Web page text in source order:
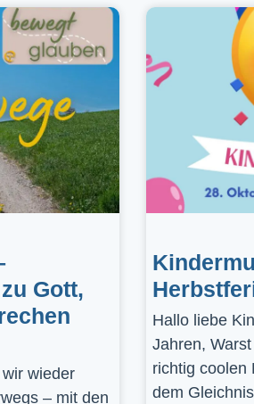
Gott,
wieder
– mit den
Hallo liebe
Jahren,
richtig coolen
dem